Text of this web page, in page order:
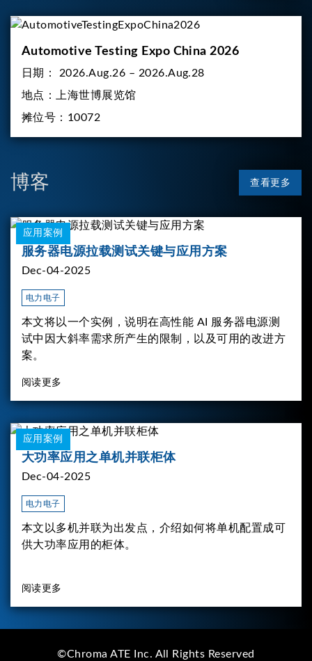
Automotive Testing Expo China 2026
日期：
2026.Aug.26 – 2026.Aug.28
地点：
上海世博展览馆
摊位号： 10072
博客 查看更多
应用案例
服务器电源拉载测试关键与应用方案
Dec-04-2025
电力电子
本文将以一个实例，说明在高性能 AI 服务器电源测
试中因大斜率需求所产生的限制，以及可用的改进方
案。
阅读更多
应用案例
大功率应用之单机并联柜体
Dec-04-2025
电力电子
本文以多机并联为出发点，介绍如何将单机配置成可
供大功率应用的柜体。
阅读更多
©Chroma ATE Inc. All Rights Reserved